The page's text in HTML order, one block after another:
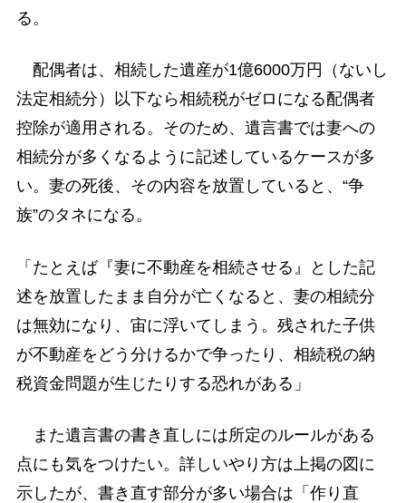
る。
配偶者は、相続した遺産が1億6000万円（ないし
法定相続分）以下なら相続税がゼロになる配偶者
控除が適用される。そのため、遺言書では妻への
相続分が多くなるように記述しているケースが多
い。妻の死後、その内容を放置していると、“争
族”のタネになる。
「たとえば『妻に不動産を相続させる』とした記
述を放置したまま自分が亡くなると、妻の相続分
は無効になり、宙に浮いてしまう。残された子供
が不動産をどう分けるかで争ったり、相続税の納
税資金問題が生じたりする恐れがある」
また遺言書の書き直しには所定のルールがある
点にも気をつけたい。詳しいやり方は上掲の図に
示したが、書き直す部分が多い場合は「作り直